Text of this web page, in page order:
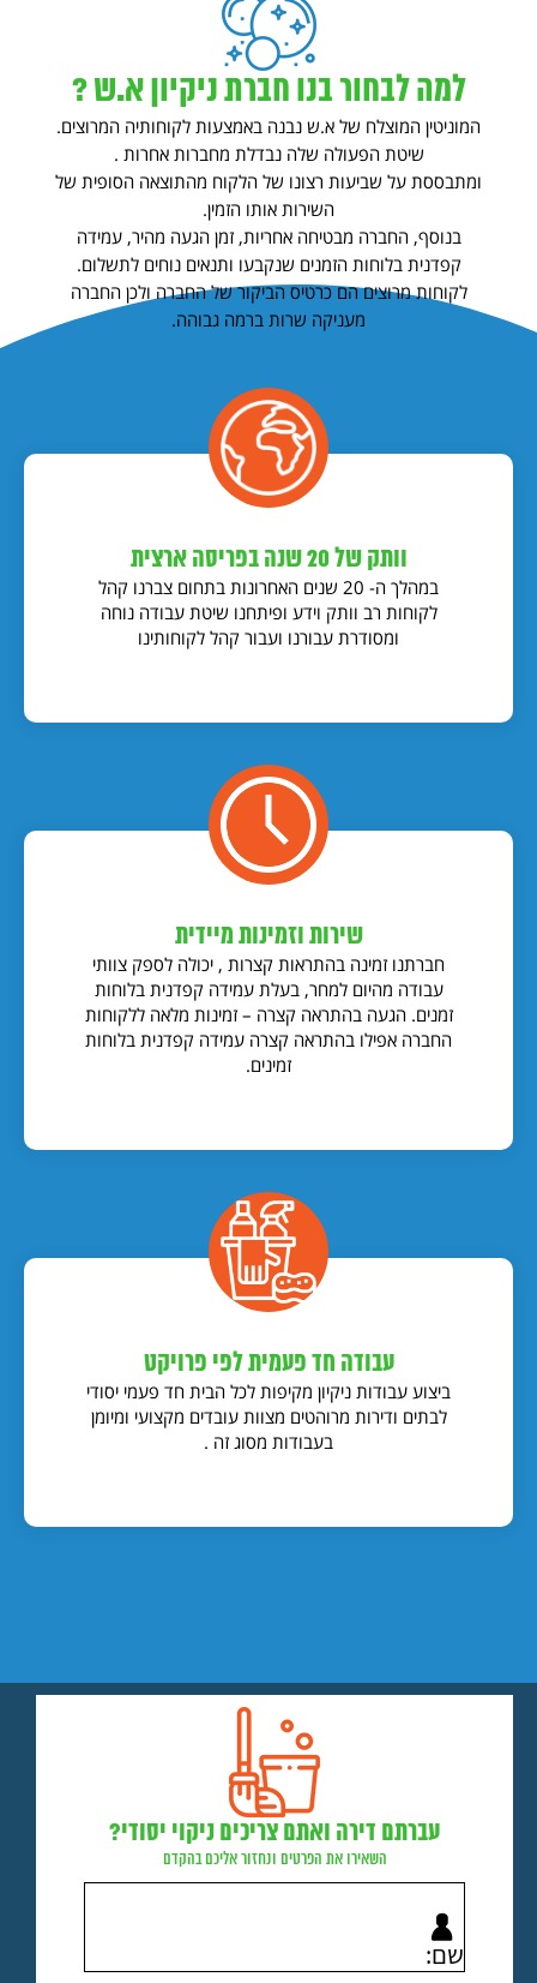
למה לבחור בנו חברת ניקיון א.ש ?
המוניטין המוצלח של א.ש נבנה באמצעות לקוחותיה המרוצים.
שיטת הפעולה שלה נבדלת מחברות אחרות .
ומתבססת על שביעות רצונו של הלקוח מהתוצאה הסופית של
השירות אותו הזמין.
בנוסף, החברה מבטיחה אחריות, זמן הגעה מהיר, עמידה
קפדנית בלוחות הזמנים שנקבעו ותנאים נוחים לתשלום.
לקוחות מרוצים הם כרטיס הביקור של החברה ולכן החברה
מעניקה שרות ברמה גבוהה.
וותק של 20 שנה בפריסה ארצית
במהלך ה- 20 שנים האחרונות בתחום צברנו קהל
לקוחות רב וותק וידע ופיתחנו שיטת עבודה נוחה
ומסודרת עבורנו ועבור קהל לקוחותינו
שירות וזמינות מיידית
חברתנו זמינה בהתראות קצרות , יכולה לספק צוותי
עבודה מהיום למחר, בעלת עמידה קפדנית בלוחות
זמנים. הגעה בהתראה קצרה – זמינות מלאה ללקוחות
החברה אפילו בהתראה קצרה עמידה קפדנית בלוחות
זמינים.
עבודה חד פעמית לפי פרויקט
ביצוע עבודות ניקיון מקיפות לכל הבית חד פעמי יסודי
לבתים ודירות מרוהטים מצוות עובדים מקצועי ומיומן
בעבודות מסוג זה .
עברתם דירה ואתם צריכים ניקוי יסודי?
השאירו את הפרטים ונחזור אליכם בהקדם